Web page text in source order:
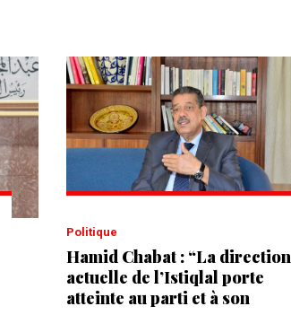
Politique
Hamid Chabat : “La direction
actuelle de l’Istiqlal porte
atteinte au parti et à son